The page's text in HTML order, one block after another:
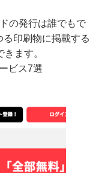
の発行は誰でもで
印刷物に掲載する
ます。
ビス7選